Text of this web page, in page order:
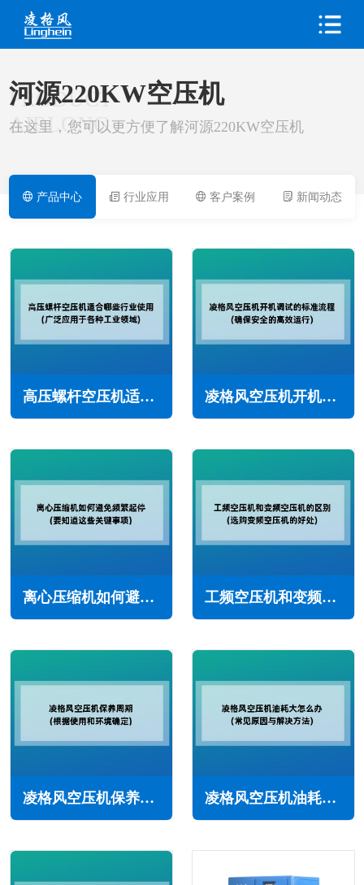
PRODUCT
AIRLONG
河源220KW空压机
在这里，您可以更方便了解河源220KW空压机
产品中心 行业应用 客户案例 新闻动态
高压螺杆空压机适合哪些行业使用(广泛应用于各种工业领域) 凌格风空压机开机调试的标准流程(确保安全的高效运行)
离心压缩机如何避免频繁起停(要知道这些关键事项) 工频空压机和变频空压机的区别(选购变频空压机的好处)
凌格风空压机保养周期(根据使用和环境确定) 凌格风空压机油耗大怎么办(常见原因与解决方法)